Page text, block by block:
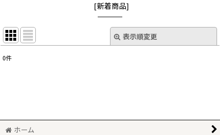
[新着商品]
表示順変更
絞り込む
0件
ホーム